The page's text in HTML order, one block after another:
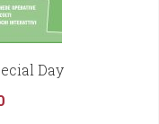
Day